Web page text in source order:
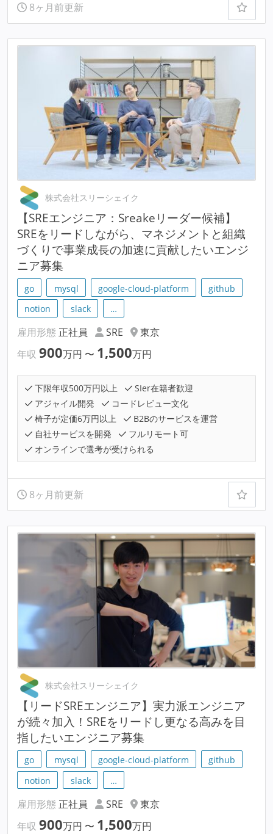
8ヶ月前更新
株式会社スリーシェイク
【SREエンジニア：Sreakeリーダー候補】
SREをリードしながら、マネジメントと組織
づくりで事業成長の加速に貢献したいエンジ
ニア募集
go mysql google-cloud-platform
github
notion
slack …
雇用形態 正社員 SRE
東京
年収 900万円 〜 1,500万円
下限年収500万円以上
SIer在籍者歓迎
アジャイル開発
コードレビュー文化
椅子が定価6万円以上
B2Bのサービスを運営
自社サービスを開発
フルリモート可
オンラインで選考が受けられる
8ヶ月前更新
株式会社スリーシェイク
【リードSREエンジニア】実力派エンジニア
が続々加入！SREをリードし更なる高みを目
指したいエンジニア募集
go mysql google-cloud-platform
github
notion
slack …
雇用形態 正社員 SRE
東京
年収 900万円 〜 1,500万円